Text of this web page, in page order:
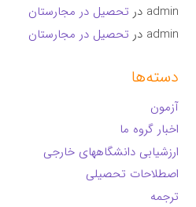
admin در تحصیل در مجارستان
admin در تحصیل در مجارستان
دسته‌ها
آزمون
اخبار گروه ما
ارزشیابی دانشگاههای خارجی
اصطلاحات تحصیلی
ترجمه